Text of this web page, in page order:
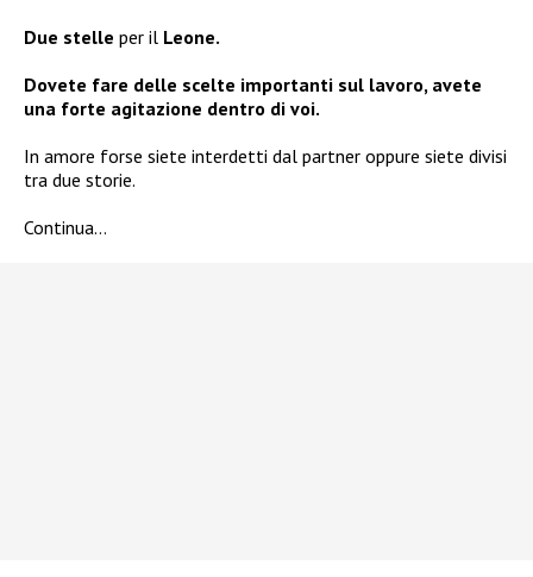
Due stelle per il Leone.
Dovete fare delle scelte importanti sul lavoro, avete
una forte agitazione dentro di voi.
In amore forse siete interdetti dal partner oppure siete divisi
tra due storie.
Continua…